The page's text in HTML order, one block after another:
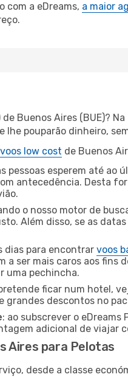
com a eDreams, a maior
Buenos Aires (BUE)?
lhe pouparão dinheiro,
low cost de Buenos
pessoas esperem até
antecedência. Desta
o nosso motor de
Além disso, se as
dias para encontrar voos
ser mais caros aos fins
uma pechincha.
ficar num hotel,
grandes descontos no
: ao subscrever o
adicional de viajar
Aires para Pelotas
desde a classe